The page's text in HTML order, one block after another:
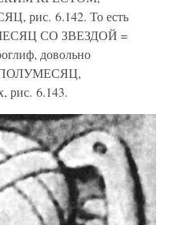
6.142. То есть
СО ЗВЕЗДОЙ =
довольно
ПОЛУМЕСЯЦ,
рис. 6.143.